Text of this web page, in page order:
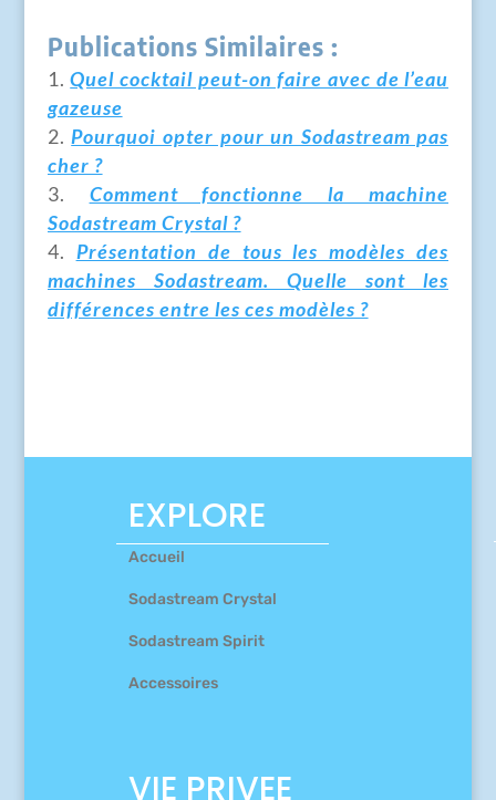
Publications Similaires :
Quel cocktail peut-on faire avec de l’eau
gazeuse
Pourquoi opter pour un Sodastream pas
cher ?
Comment fonctionne la machine
Sodastream Crystal ?
Présentation de tous les modèles des
machines Sodastream. Quelle sont les
différences entre les ces modèles ?
EXPLORE
Accueil
Sodastream Crystal
Sodastream Spirit
Accessoires
VIE PRIVEE